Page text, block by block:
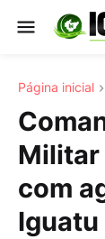
Página inicial
Militar
com
Iguatu